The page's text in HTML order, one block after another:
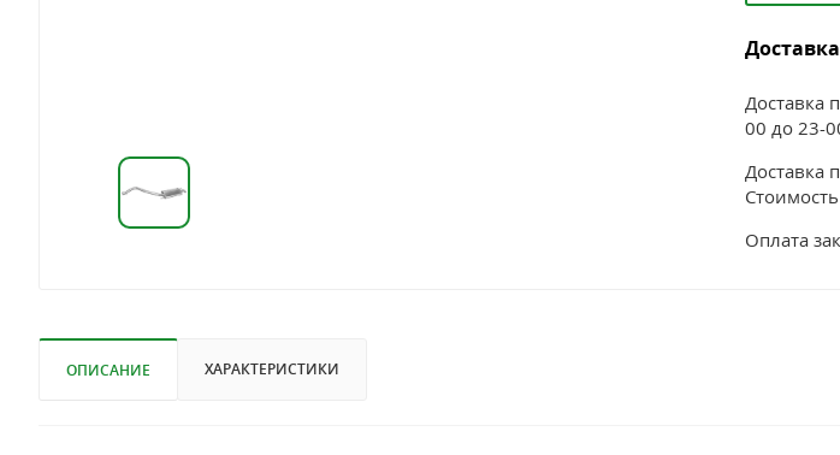
Доставка
00 до 23-
Доставка
Оплата
ОПИСАНИЕ ХАРАКТЕРИСТИКИ